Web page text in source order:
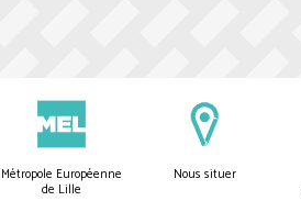
Métropole Européenne
de Lille
Nous situer